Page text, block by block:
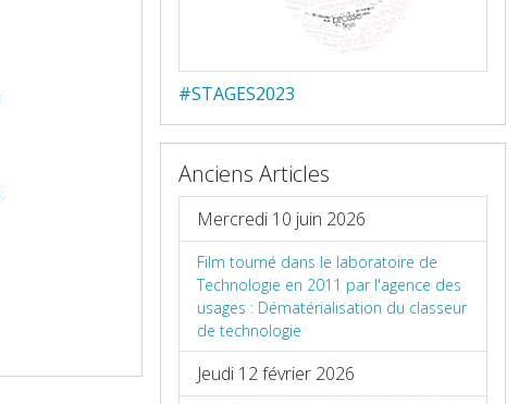
#STAGES2023
Anciens Articles
Mercredi 10 juin 2026
Film tourné dans le laboratoire de
Technologie en 2011 par l'agence des
usages : Dématérialisation du classeur
de technologie
Jeudi 12 février 2026